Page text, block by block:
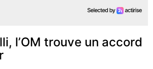
l’OM trouve un accord